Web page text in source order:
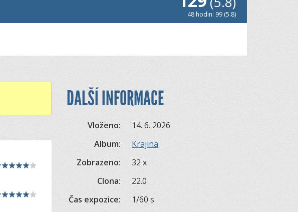
48 hodin: 99 (5.8)
DALŠÍ INFORMACE
Vloženo:
14. 6. 2026
Album:
Krajina
Zobrazeno:
32 x
Clona:
22.0
Čas expozice:
1/60 s